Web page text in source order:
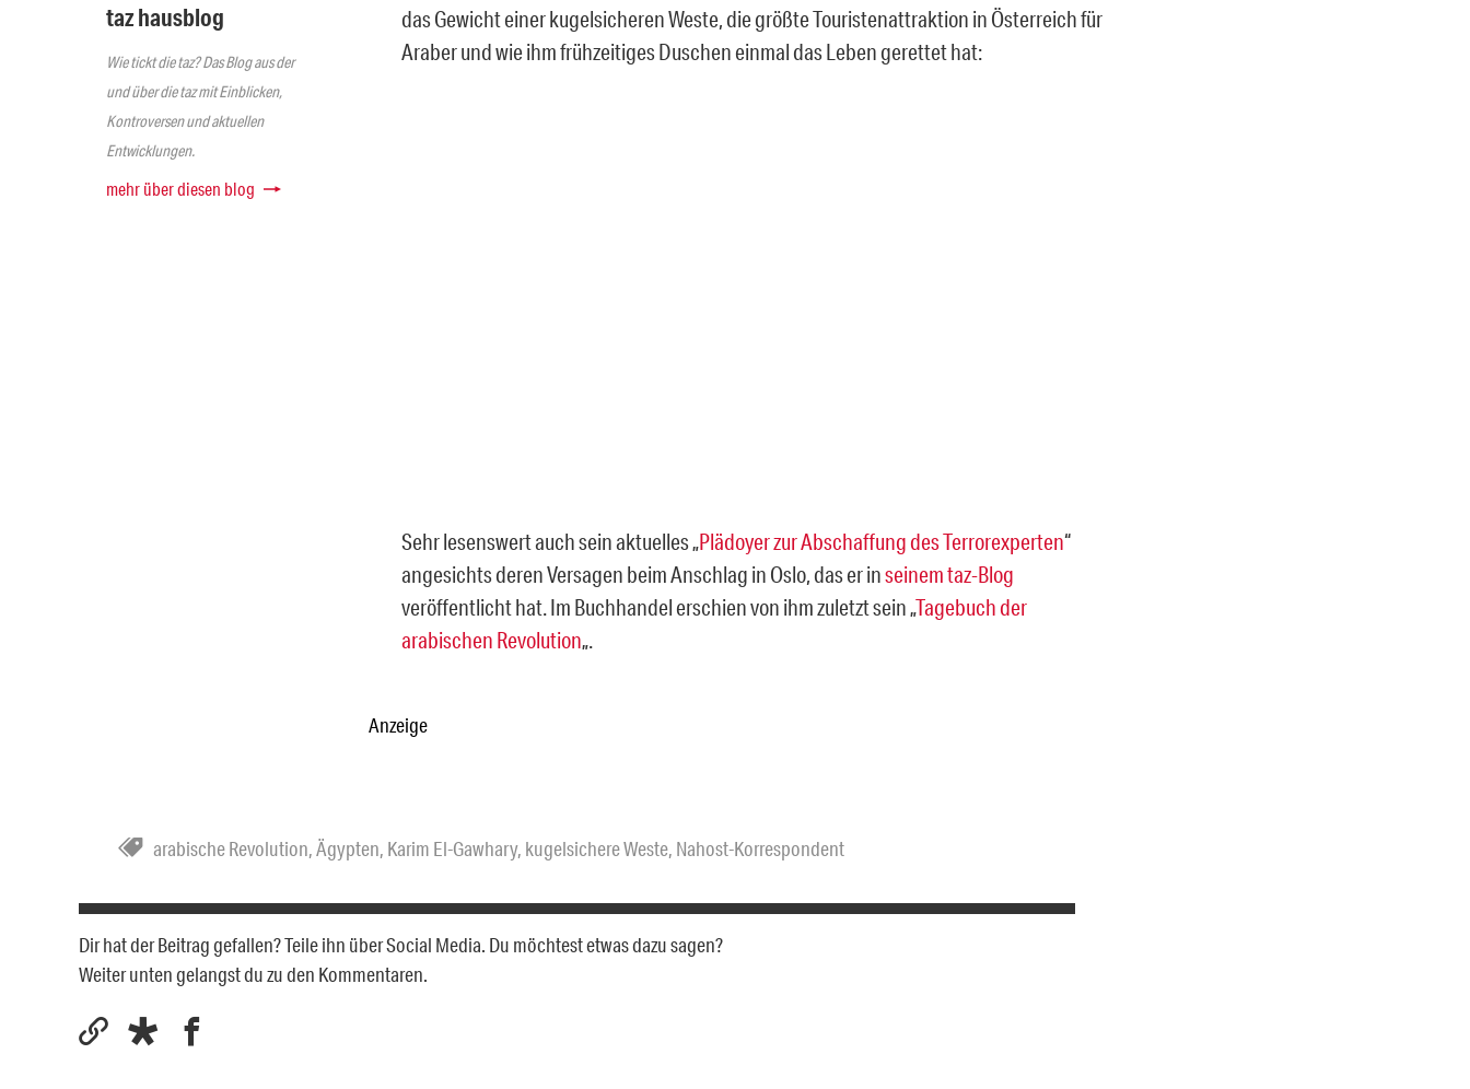
taz hausblog
Wie tickt die taz? Das Blog aus der
und über die taz mit Einblicken,
Kontroversen und aktuellen
Entwicklungen.
mehr über diesen blog
das Gewicht einer kugelsicheren Weste, die größte Touristenattraktion in Österreich für
Araber und wie ihm frühzeitiges Duschen einmal das Leben gerettet hat:
Sehr lesenswert auch sein aktuelles „Plädoyer zur Abschaffung des Terrorexperten“
angesichts deren Versagen beim Anschlag in Oslo, das er inseinem taz-Blog
veröffentlicht hat. Im Buchhandel erschien von ihm zuletzt sein „Tagebuch der
arabischen Revolution„.
Anzeige
arabische Revolution,Ägypten, Karim El-Gawhary, kugelsichere Weste, Nahost-Korrespondent
Dir hat der Beitrag gefallen? Teile ihn über Social Media. Du möchtest etwas dazu sagen?
Weiter unten gelangst du zu den Kommentaren.